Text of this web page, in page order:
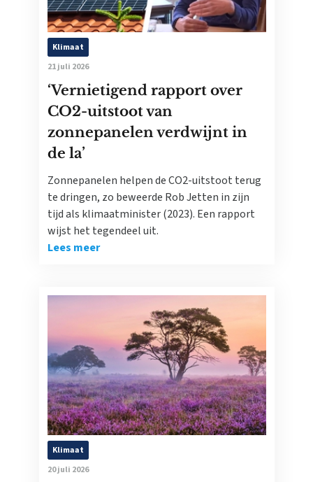
Klimaat
21 juli 2026
‘Vernietigend rapport over
CO2-uitstoot van
zonnepanelen verdwijnt in
de la’
Zonnepanelen helpen de CO2-uitstoot terug
te dringen, zo beweerde Rob Jetten in zijn
tijd als klimaatminister (2023). Een rapport
wijst het tegendeel uit.
Lees meer
Klimaat
20 juli 2026